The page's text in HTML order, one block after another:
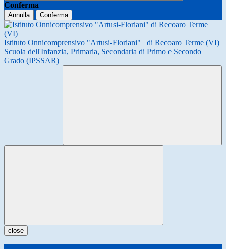
Conferma
Annulla Conferma
Istituto Onnicomprensivo "Artusi-Floriani"
di Recoaro Terme (VI)
Scuola dell'Infanzia, Primaria, Secondaria di Primo e Secondo
Grado (IPSSAR)
close